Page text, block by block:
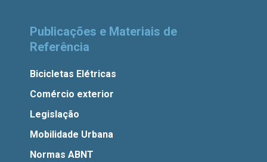
Publicações e Materiais de
Referência
Bicicletas Elétricas
Comércio exterior
Legislação
Mobilidade Urbana
Normas ABNT